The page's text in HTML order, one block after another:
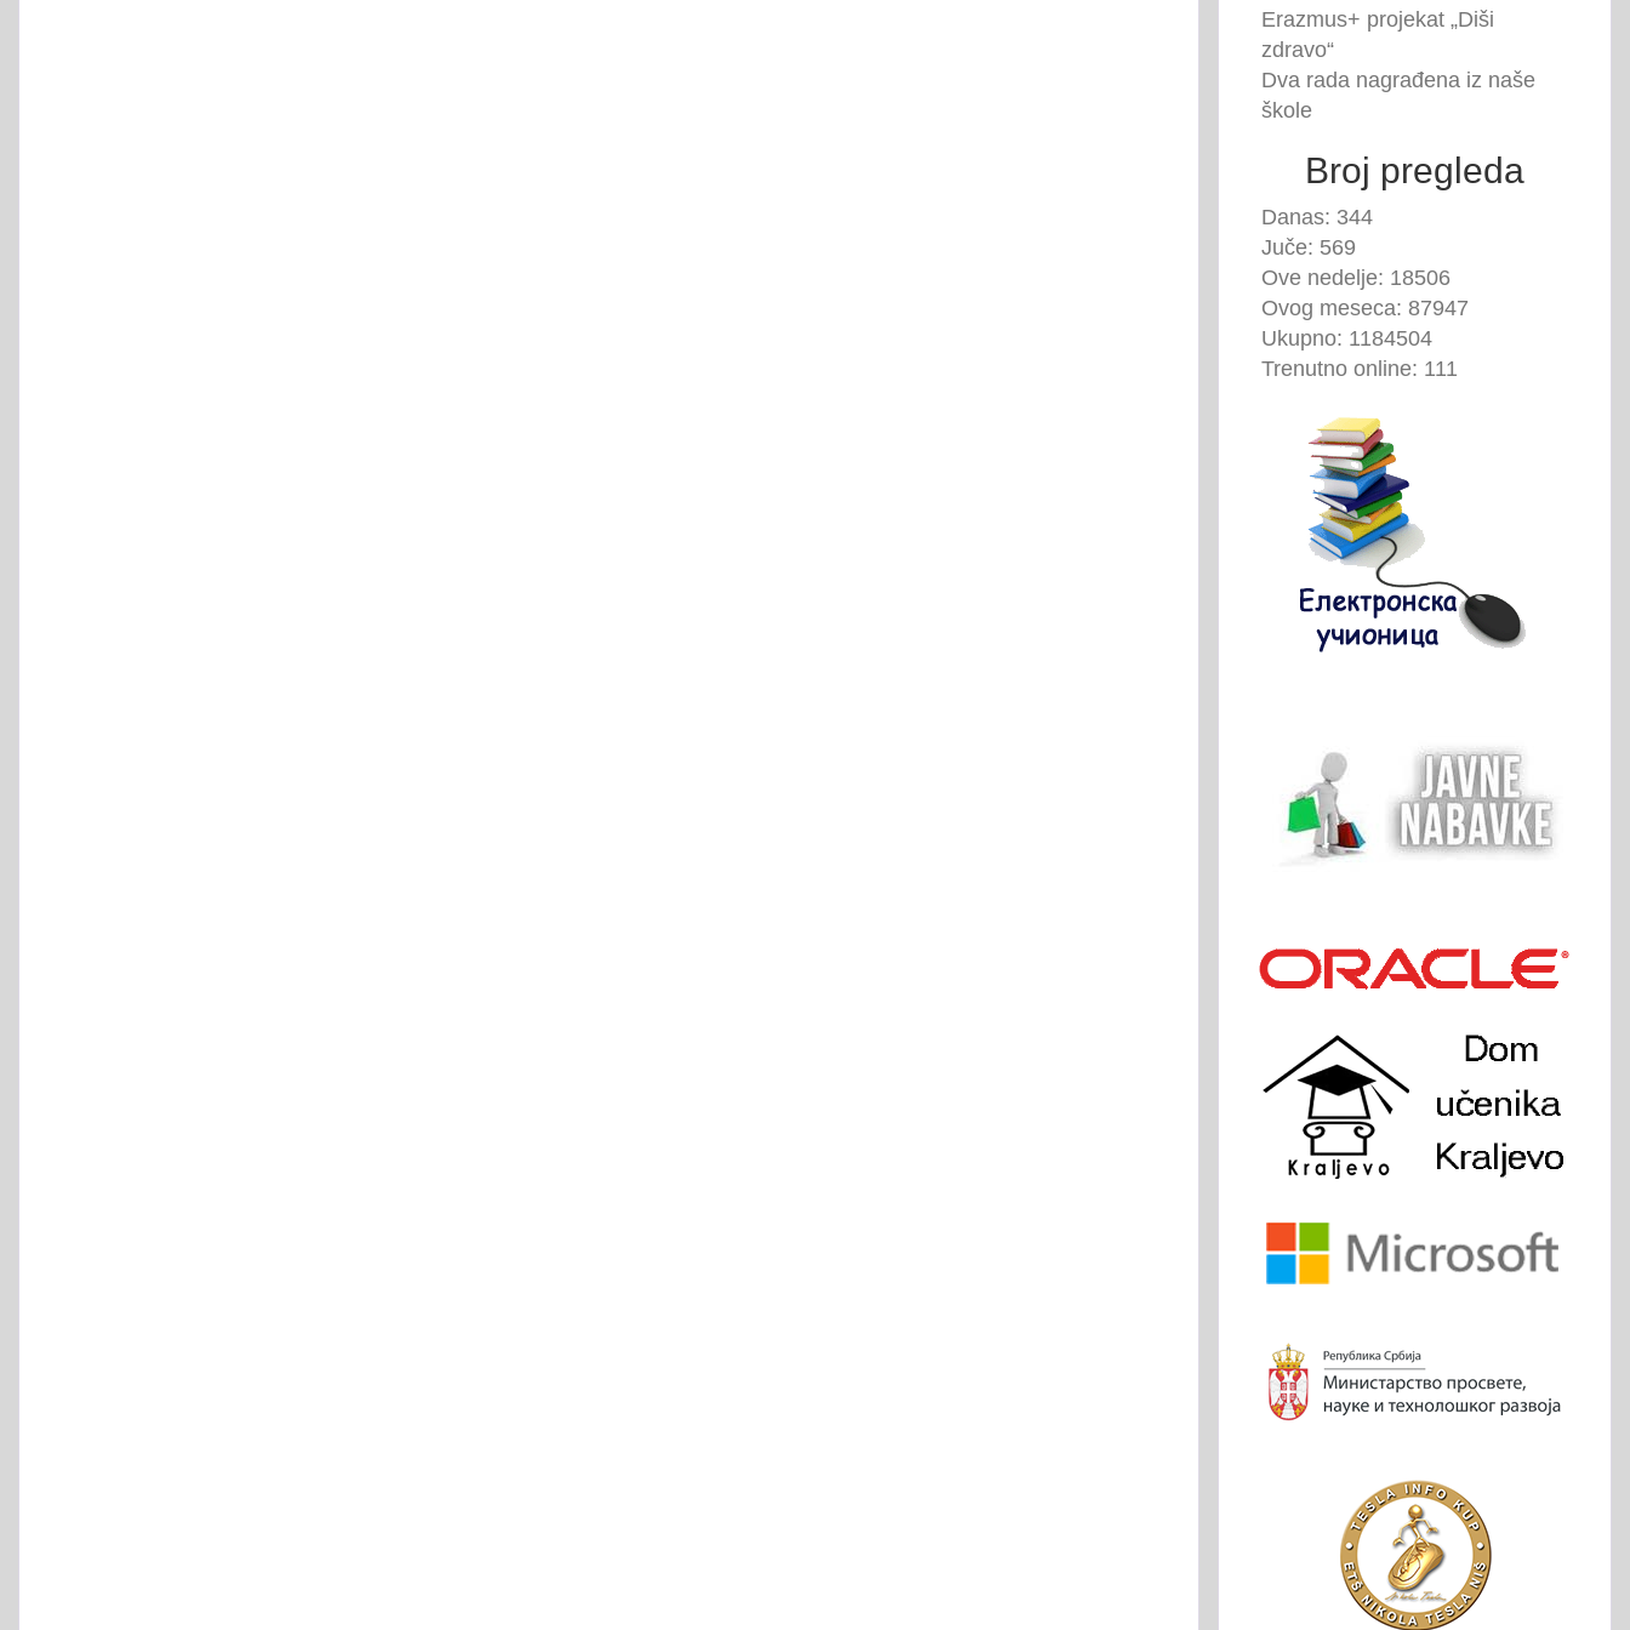
Erazmus+ projekat „Diši
zdravo“
Dva rada nagrađena iz naše
škole
Broj pregleda
Danas: 344
Juče: 569
Ove nedelje: 18506
Ovog meseca: 87947
Ukupno: 1184504
Trenutno online: 111